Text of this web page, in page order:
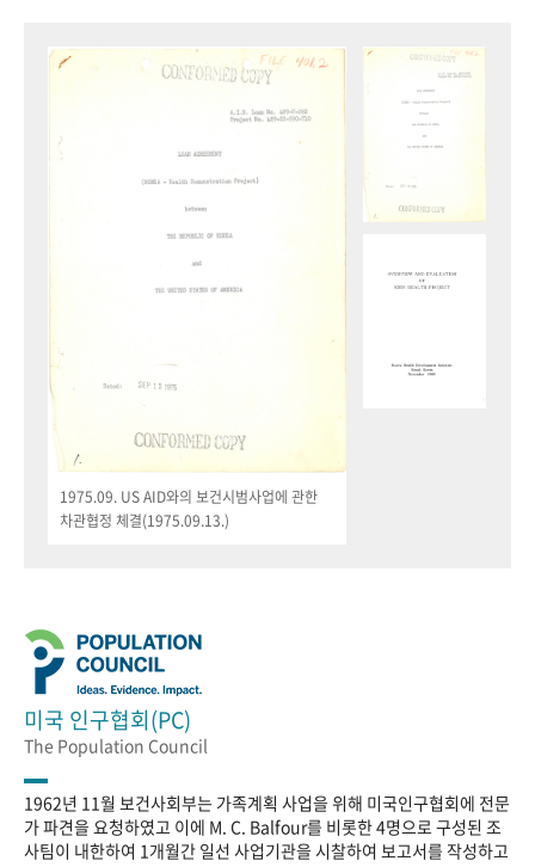
1975.09. US AID와의 보건시범사업에 관한
차관협정 체결(1975.09.13.)
미국 인구협회(PC)
The Population Council
1962년 11월 보건사회부는 가족계획 사업을 위해 미국인구협회에 전문
가 파견을 요청하였고 이에 M. C. Balfour를 비롯한 4명으로 구성된 조
사팀이 내한하여 1개월간 일선 사업기관을 시찰하여 보고서를 작성하고